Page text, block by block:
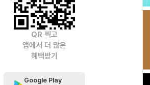
QR 찍고
앱에서 더 많은
혜택받기
Google Play